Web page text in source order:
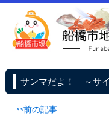
サンマだよ！ ～サ
<<前の記事